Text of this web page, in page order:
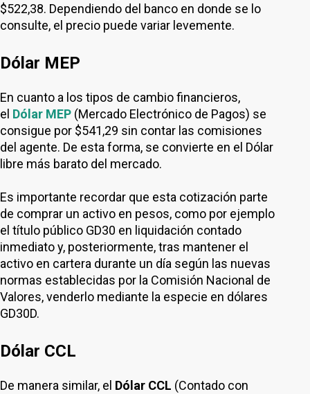
$522,38. Dependiendo del banco en donde se lo
consulte, el precio puede variar levemente.
Dólar MEP
En cuanto a los tipos de cambio financieros,
el Dólar MEP (Mercado Electrónico de Pagos) se
consigue por $541,29 sin contar las comisiones
del agente. De esta forma, se convierte en el Dólar
libre más barato del mercado.
Es importante recordar que esta cotización parte
de comprar un activo en pesos, como por ejemplo
el título público GD30 en liquidación contado
inmediato y, posteriormente, tras mantener el
activo en cartera durante un día según las nuevas
normas establecidas por la Comisión Nacional de
Valores, venderlo mediante la especie en dólares
GD30D.
Dólar CCL
De manera similar, el Dólar CCL (Contado con